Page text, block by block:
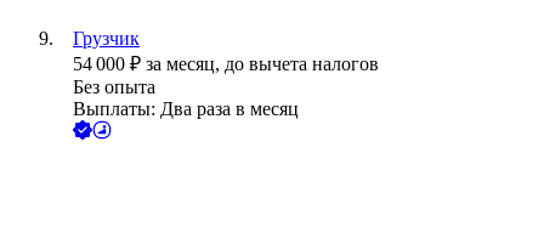
Грузчик
54 000 ₽ за месяц, до вычета налогов
Без опыта
Выплаты: Два раза в месяц